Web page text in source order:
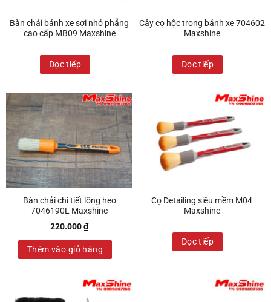
Bàn chải bánh xe sợi nhỏ phẳng
cao cấp MB09 Maxshine
Đọc tiếp
Cây cọ hộc trong bánh xe 704602
Maxshine
Đọc tiếp
Bàn chải chi tiết lông heo
7046190L Maxshine
220.000₫
Thêm vào giỏ hàng
Cọ Detailing siêu mềm M04
Maxshine
Đọc tiếp